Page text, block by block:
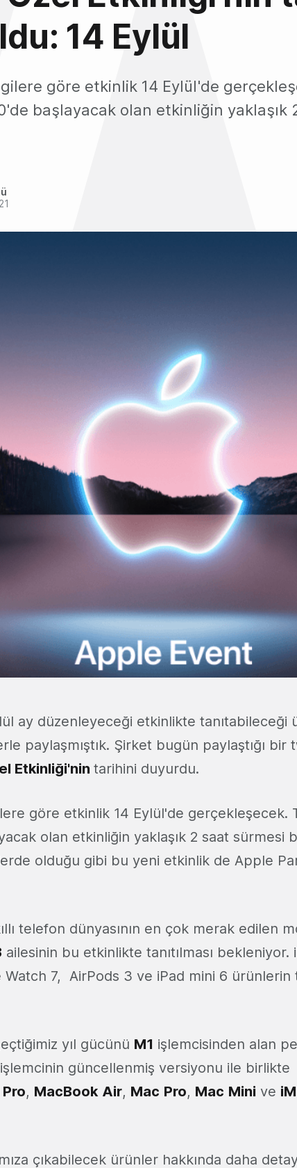
14 Eylül
göre etkinlik 14 Eylül'de
başlayacak olan etkinliğin yaklaşık
ay düzenleyeceği etkinlikte tanıtabileceği
paylaşmıştık. Şirket bugün paylaştığı
Etkinliği'nin tarihini duyurdu.
göre etkinlik 14 Eylül'de gerçekleşecek.
olan etkinliğin yaklaşık 2 saat sürmesi
olduğu gibi bu yeni etkinlik de Apple
telefon dünyasının en çok merak edilen
ailesinin bu etkinlikte tanıtılması bekleniyor.
Watch 7, AirPods 3 ve iPad mini 6 ürünlerin
yıl gücünü M1 işlemcisinden alan
güncellenmiş versiyonu ile birlikte
Pro, MacBook Air, Mac Pro, Mac Mini ve
çıkabilecek ürünler hakkında daha